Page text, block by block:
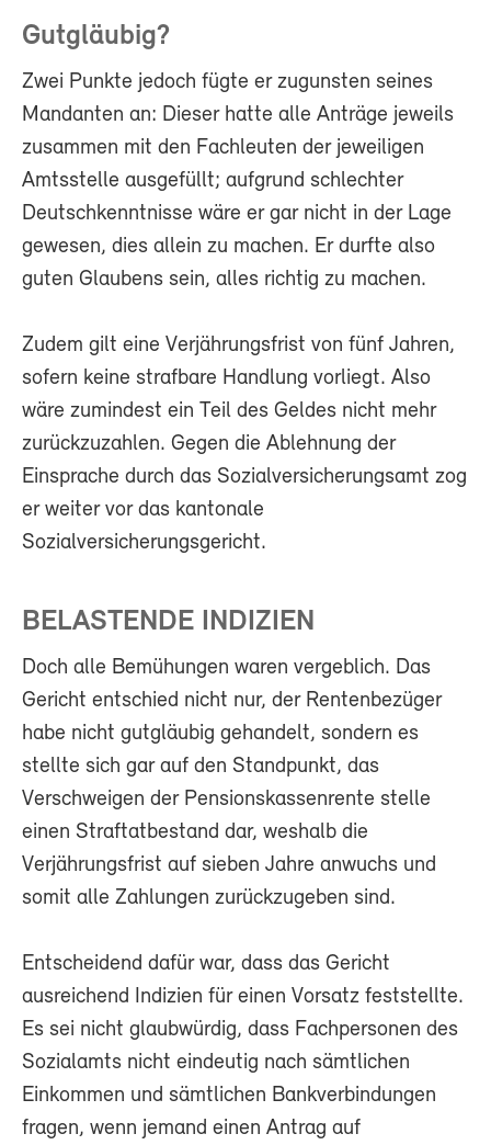
Gutgläubig?
Zwei Punkte jedoch fügte er zugunsten seines
Mandanten an: Dieser hatte alle Anträge jeweils
zusammen mit den Fachleuten der jeweiligen
Amtsstelle ausgefüllt; aufgrund schlechter
Deutschkenntnisse wäre er gar nicht in der Lage
gewesen, dies allein zu machen. Er durfte also
guten Glaubens sein, alles richtig zu machen.
Zudem gilt eine Verjährungsfrist von fünf Jahren,
sofern keine strafbare Handlung vorliegt. Also
wäre zumindest ein Teil des Geldes nicht mehr
zurückzuzahlen. Gegen die Ablehnung der
Einsprache durch das Sozialversicherungsamt zog
er weiter vor das kantonale
Sozialversicherungsgericht.
BELASTENDE INDIZIEN
Doch alle Bemühungen waren vergeblich. Das
Gericht entschied nicht nur, der Rentenbezüger
habe nicht gutgläubig gehandelt, sondern es
stellte sich gar auf den Standpunkt, das
Verschweigen der Pensionskassenrente stelle
einen Straftatbestand dar, weshalb die
Verjährungsfrist auf sieben Jahre anwuchs und
somit alle Zahlungen zurückzugeben sind.
Entscheidend dafür war, dass das Gericht
ausreichend Indizien für einen Vorsatz feststellte.
Es sei nicht glaubwürdig, dass Fachpersonen des
Sozialamts nicht eindeutig nach sämtlichen
Einkommen und sämtlichen Bankverbindungen
fragen, wenn jemand einen Antrag auf